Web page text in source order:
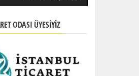
ODASI ÜYESIYIZ